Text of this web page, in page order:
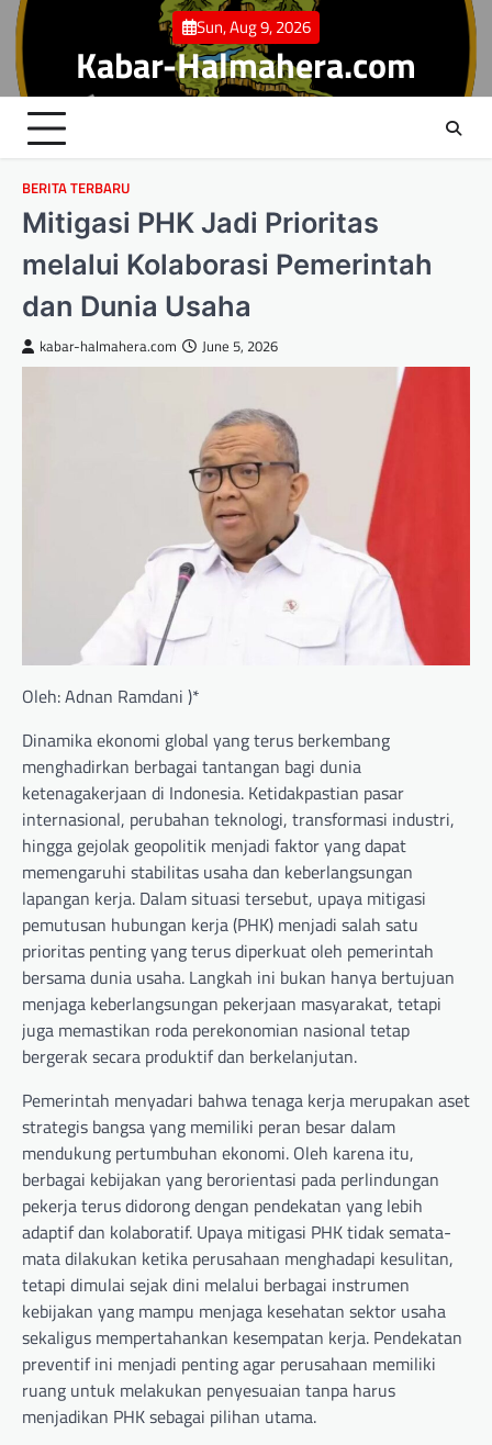
Skip
content
Sun, Aug 9, 2026
Kabar-Halmahera.com
BERITA TERBARU
Mitigasi PHK Jadi Prioritas
melalui Kolaborasi Pemerintah
dan Dunia Usaha
kabar-halmahera.com June 5, 2026
Oleh: Adnan Ramdani )*
Dinamika ekonomi global yang terus berkembang
menghadirkan berbagai tantangan bagi dunia
ketenagakerjaan di Indonesia. Ketidakpastian pasar
internasional, perubahan teknologi, transformasi industri,
hingga gejolak geopolitik menjadi faktor yang dapat
memengaruhi stabilitas usaha dan keberlangsungan
lapangan kerja. Dalam situasi tersebut, upaya mitigasi
pemutusan hubungan kerja (PHK) menjadi salah satu
prioritas penting yang terus diperkuat oleh pemerintah
bersama dunia usaha. Langkah ini bukan hanya bertujuan
menjaga keberlangsungan pekerjaan masyarakat, tetapi
juga memastikan roda perekonomian nasional tetap
bergerak secara produktif dan berkelanjutan.
Pemerintah menyadari bahwa tenaga kerja merupakan aset
strategis bangsa yang memiliki peran besar dalam
mendukung pertumbuhan ekonomi. Oleh karena itu,
berbagai kebijakan yang berorientasi pada perlindungan
pekerja terus didorong dengan pendekatan yang lebih
adaptif dan kolaboratif. Upaya mitigasi PHK tidak semata-
mata dilakukan ketika perusahaan menghadapi kesulitan,
tetapi dimulai sejak dini melalui berbagai instrumen
kebijakan yang mampu menjaga kesehatan sektor usaha
sekaligus mempertahankan kesempatan kerja. Pendekatan
preventif ini menjadi penting agar perusahaan memiliki
ruang untuk melakukan penyesuaian tanpa harus
menjadikan PHK sebagai pilihan utama.